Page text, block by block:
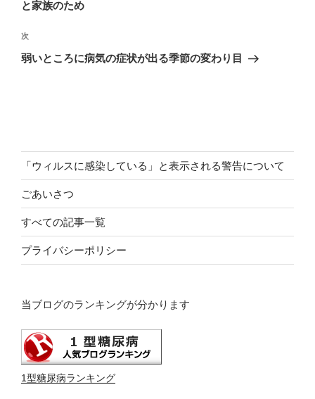
ゲ
ー
と家族のため
次
の
次
弱いところに病気の症状が出る季節の変わり目
「ウィルスに感染している」と表示される警告について
ごあいさつ
すべての記事一覧
プライバシーポリシー
当ブログのランキングが分かります
1型糖尿病ランキング